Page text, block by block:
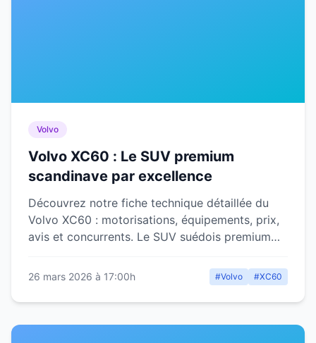
Volvo
Volvo XC60 : Le SUV premium
scandinave par excellence
Découvrez notre fiche technique détaillée du
Volvo XC60 : motorisations, équipements, prix,
avis et concurrents. Le SUV suédois premium
26 mars 2026 à 17:00h #Volvo #XC60